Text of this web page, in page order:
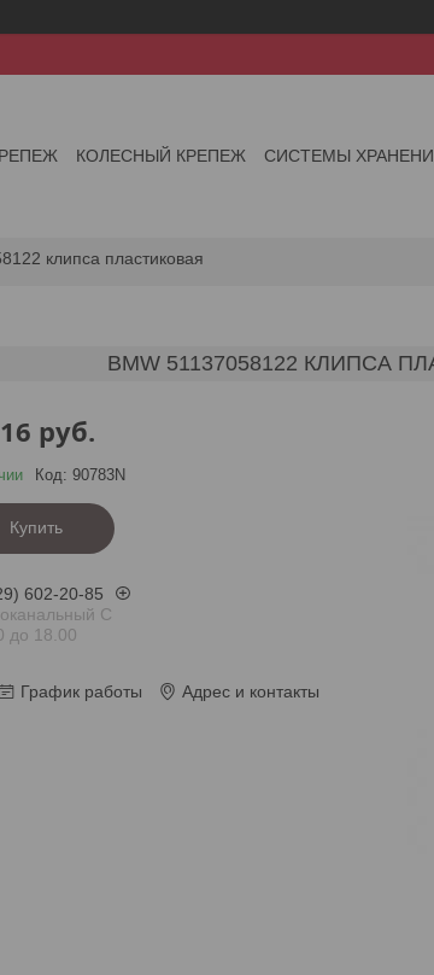
КОЛЕСНЫЙ КРЕПЕЖ СИСТЕМЫ
клипса пластиковая
BMW 51137058122 КЛИПСА
руб.
Код: 90783N
Купить
602-20-85
С
до 18.00
График работы Адрес и контакты